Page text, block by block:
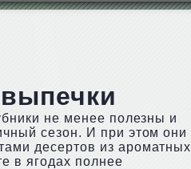
не менее полезны и
сезон. И при этом они
десертов из ароматных
в ягодах полнее